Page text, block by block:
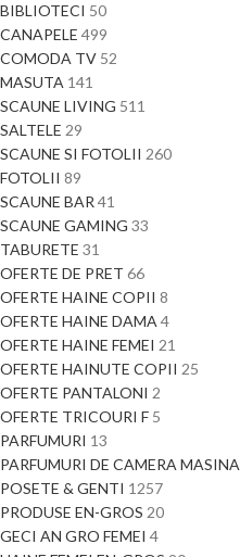
BIBLIOTECI 50
CANAPELE 499
COMODA TV 52
MASUTA 141
SCAUNE LIVING 511
SALTELE 29
SCAUNE SI FOTOLII 260
FOTOLII 89
SCAUNE BAR 41
SCAUNE GAMING 33
TABURETE 31
OFERTE DE PRET 66
OFERTE HAINE COPII 8
OFERTE HAINE DAMA 4
OFERTE HAINE FEMEI 21
OFERTE HAINUTE COPII 25
OFERTE PANTALONI 2
OFERTE TRICOURI F 5
PARFUMURI 13
PARFUMURI DE CAMERA MASINA
POSETE & GENTI 1257
PRODUSE EN-GROS 20
GECI AN GRO FEMEI 4